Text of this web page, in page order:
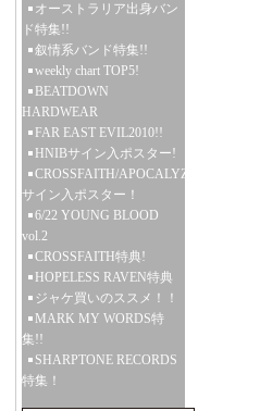
オーストラリア出身バン
ド特集!!
叙情系バンド特集!!
weekly chart TOP5!
BEATDOWN
HARDWEAR
FAR EAST EVIL2010!!
HNIBサイン入ポスター!
CROSSFAITH/APOCALYZE
サイン入ポスター！
6/22 YOUNG BLOOD
vol.2
CROSSFAITH特典!
HOPELESS RAVEN特典
ジャケ買いのススメ！！
MARK MY WORDS特
集!!
SHARPTONE RECORDS
特集！